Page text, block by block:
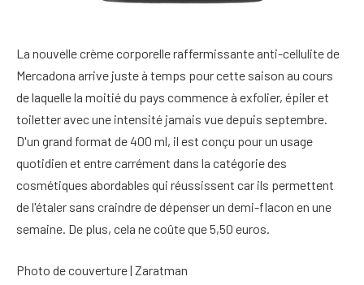
La nouvelle crème corporelle raffermissante anti-cellulite de
Mercadona arrive juste à temps pour cette saison au cours
de laquelle la moitié du pays commence à exfolier, épiler et
toiletter avec une intensité jamais vue depuis septembre.
D'un grand format de 400 ml, il est conçu pour un usage
quotidien et entre carrément dans la catégorie des
cosmétiques abordables qui réussissent car ils permettent
de l'étaler sans craindre de dépenser un demi-flacon en une
semaine. De plus, cela ne coûte que 5,50 euros.
Photo de couverture | Zaratman